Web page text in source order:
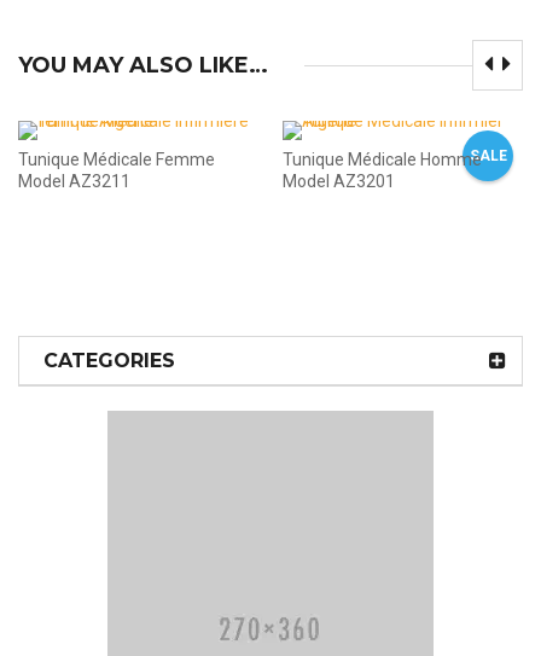
CATEGORIES
YOU MAY ALSO LIKE…
Tunique Médicale Femme
Model AZ3211
SALE
Tunique Médicale Homme
Model AZ3201